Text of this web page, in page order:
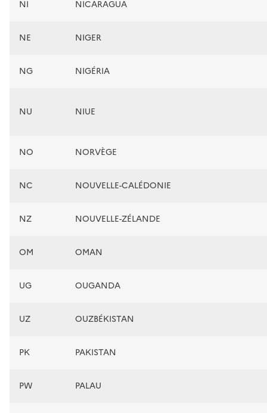
NI NICARAGUA
NE NIGER
NG NIGÉRIA
NU NIUE
NO NORVÈGE
NC NOUVELLE-CALÉDONIE
NZ NOUVELLE-ZÉLANDE
OM OMAN
UG OUGANDA
UZ OUZBÉKISTAN
PK PAKISTAN
PW PALAU